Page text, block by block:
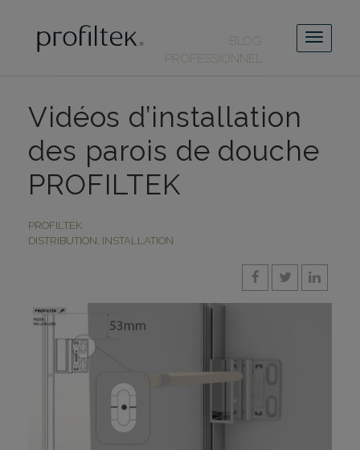
BLOG
PROFESSIONNEL
Vidéos d’installation
des parois de douche
PROFILTEK
PROFILTEK
DISTRIBUTION, INSTALLATION